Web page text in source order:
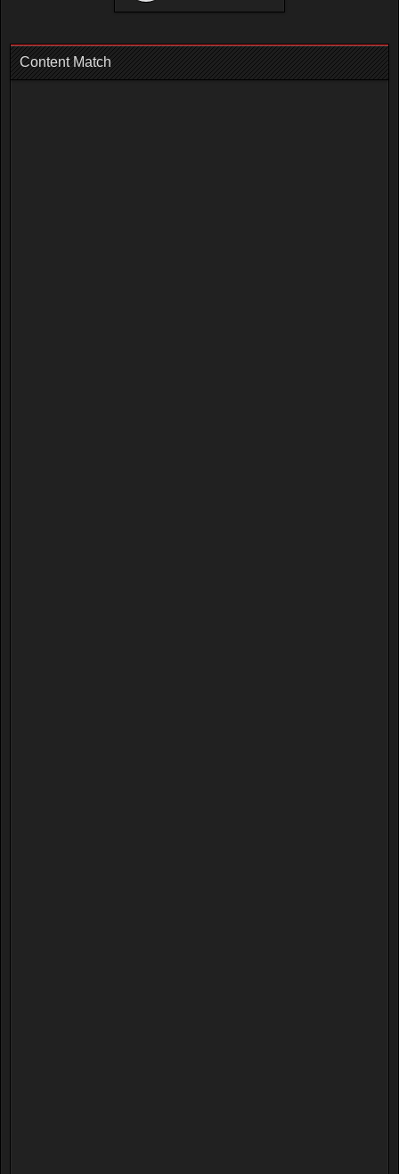
Content Match